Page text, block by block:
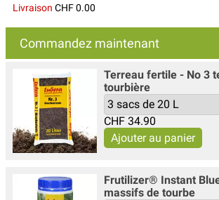
Livraison CHF 0.00
Commandez maintenant
Terreau fertile - No 3
tourbière
CHF 34.90
Frutilizer® Instant
massifs de tourbe